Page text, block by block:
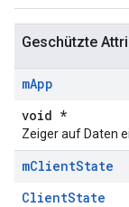
Geschützte
mApp
void *
Zeiger auf Daten
mClientState
ClientState